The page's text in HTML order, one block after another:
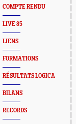
COMPTE RENDU
LIVE 85
LIENS
FORMATIONS
RÉSULTATS LOGICA
BILANS
RECORDS